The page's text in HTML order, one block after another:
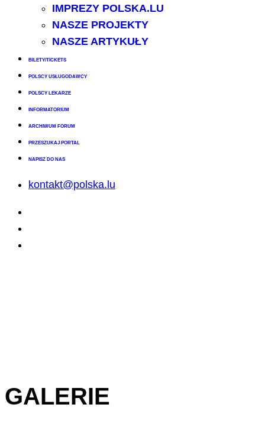
IMPREZY POLSKA.LU
NASZE PROJEKTY
NASZE ARTYKUŁY
BILETY/TICKETS
POLSCY USŁUGODAWCY
POLSCY LEKARZE
INFORMATORIUM
ARCHIWUM FORUM
PRZESZUKAJ PORTAL
NAPISZ DO NAS
kontakt@polska.lu
GALERIE